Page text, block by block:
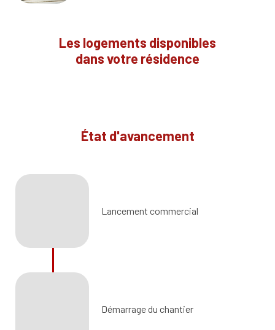
Les logements disponibles
dans votre résidence
État d'avancement
Lancement commercial
Démarrage du chantier